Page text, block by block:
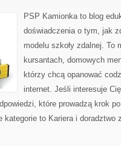
PSP Kamionka to blog
doświadczenia o tym, jak
modelu szkoły zdalnej. To
kursantach, domowych
którzy chcą opanować
internet. Jeśli interesuje
które prowadzą krok
kategorie to Kariera i doradztwo